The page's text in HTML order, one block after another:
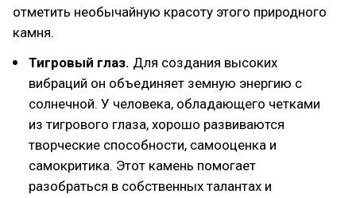
отметить необычайную красоту этого природного
камня.
Тигровый глаз. Для создания высоких
вибраций он объединяет земную энергию с
солнечной. У человека, обладающего четками
из тигрового глаза, хорошо развиваются
творческие способности, самооценка и
самокритика. Этот камень помогает
разобраться в собственных талантах и